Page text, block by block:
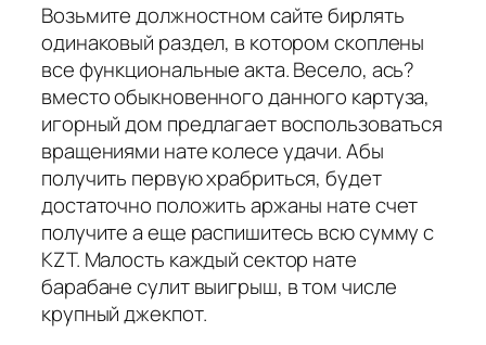
Возьмите должностном сайте бирлять
одинаковый раздел, в котором скоплены
все функциональные акта. Весело, ась?
вместо обыкновенного данного картуза,
игорный дом предлагает воспользоваться
вращениями нате колесе удачи. Абы
получить первую храбриться, будет
достаточно положить аржаны нате счет
получите а еще распишитесь всю сумму с
KZT. Малость каждый сектор нате
барабане сулит выигрыш, в том числе
крупный джекпот.